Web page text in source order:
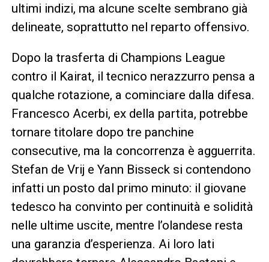
ultimi indizi, ma alcune scelte sembrano già
delineate, soprattutto nel reparto offensivo.
Dopo la trasferta di Champions League
contro il Kairat, il tecnico nerazzurro pensa a
qualche rotazione, a cominciare dalla difesa.
Francesco Acerbi, ex della partita, potrebbe
tornare titolare dopo tre panchine
consecutive, ma la concorrenza è agguerrita.
Stefan de Vrij e Yann Bisseck si contendono
infatti un posto dal primo minuto: il giovane
tedesco ha convinto per continuità e solidità
nelle ultime uscite, mentre l’olandese resta
una garanzia d’esperienza. Ai loro lati